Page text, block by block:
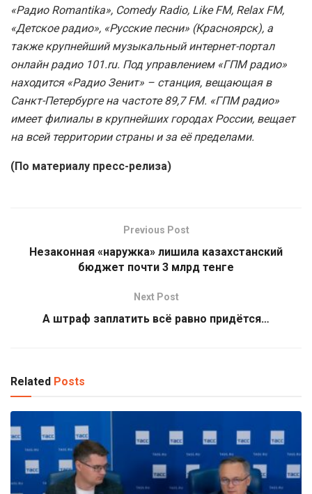
«Радио Romantika», Comedy Radio, Like FM, Relax FM,
«Детское радио», «Русские песни» (Красноярск), а
также крупнейший музыкальный интернет-портал
онлайн радио 101.ru. Под управлением «ГПМ радио»
находится «Радио Зенит» – станция, вещающая в
Санкт-Петербурге на частоте 89,7 FM. «ГПМ радио»
имеет филиалы в крупнейших городах России, вещает
на всей территории страны и за её пределами.
(По материалу пресс-релиза)
Previous Post
Незаконная «наружка» лишила казахстанский
бюджет почти 3 млрд тенге
Next Post
А штраф заплатить всё равно придётся…
Related Posts